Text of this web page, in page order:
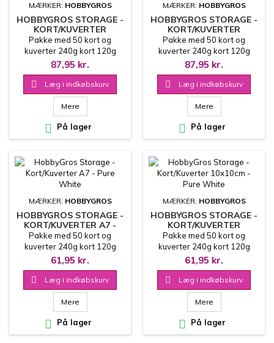
MÆRKER: HOBBYGROS
HOBBYGROS STORAGE -
KORT/KUVERTER
15.2X15.2 CM - PURE
WHITE
Pakke med 50 kort og
kuverter 240g kort 120g
kuvert
87,95 kr.
 Læg i indkøbskurv
Mere
 På lager
MÆRKER: HOBBYGROS
HOBBYGROS STORAGE -
KORT/KUVERTER
15.2X15.2 CM - SNOW
WHITE
Pakke med 50 kort og
kuverter 240g kort 120g
kuvert
87,95 kr.
 Læg i indkøbskurv
Mere
 På lager
MÆRKER: HOBBYGROS
HOBBYGROS STORAGE -
KORT/KUVERTER A7 -
PURE WHITE
Pakke med 50 kort og
kuverter 240g kort 120g
kuvert
61,95 kr.
 Læg i indkøbskurv
Mere
 På lager
MÆRKER: HOBBYGROS
HOBBYGROS STORAGE -
KORT/KUVERTER
10X10CM - PURE WHITE
Pakke med 50 kort og
kuverter 240g kort 120g
kuvert
61,95 kr.
 Læg i indkøbskurv
Mere
 På lager